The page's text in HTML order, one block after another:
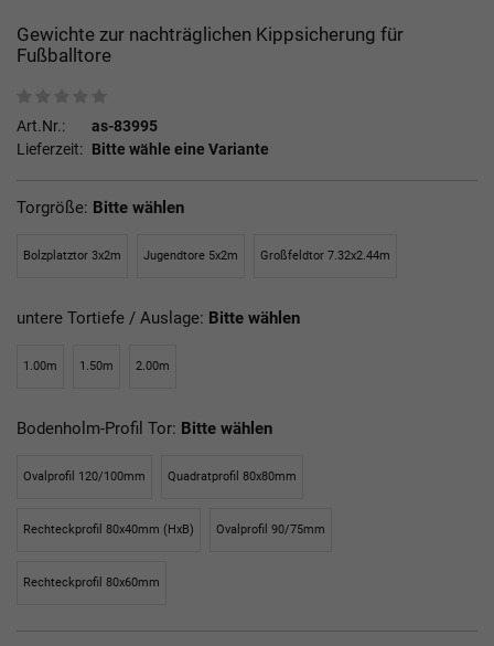
Gewichte zur nachträglichen Kippsicherung für
Fußballtore
Art.Nr.:
as-83995
Lieferzeit: Bitte wähle eine Variante
Torgröße: Bitte wählen
Bolzplatztor 3x2m Jugendtore 5x2m Großfeldtor 7.32x2.44m
untere Tortiefe / Auslage: Bitte wählen
1.00m 1.50m 2.00m
Bodenholm-Profil Tor: Bitte wählen
Ovalprofil 120/100mm Quadratprofil 80x80mm
Rechteckprofil 80x40mm (HxB) Ovalprofil 90/75mm
Rechteckprofil 80x60mm